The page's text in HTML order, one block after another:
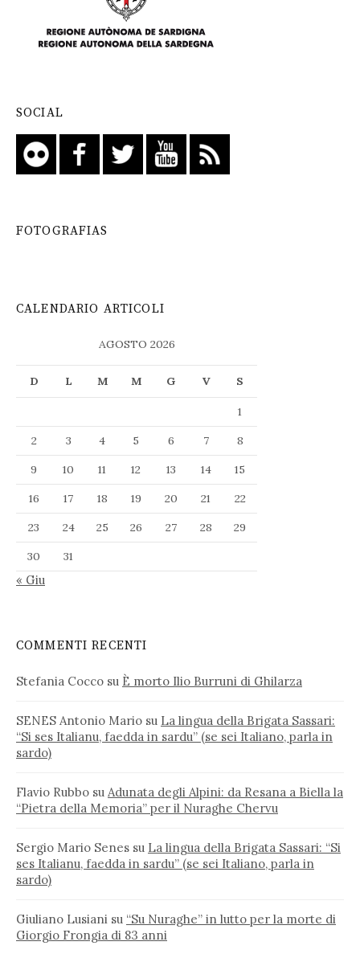
SOCIAL
FOTOGRAFIAS
CALENDARIO ARTICOLI
AGOSTO 2026
D L M M G V S
1
2
3 4 5 6 7
8
9
10 11 12 13 14
15
16
17 18 19 20 21
22
23
24 25 26 27 28
29
30
31
« Giu
COMMENTI RECENTI
Stefania Cocco su È morto Ilio Burruni di Ghilarza
SENES Antonio Mario su La lingua della Brigata Sassari:
“Si ses Italianu, faedda in sardu” (se sei Italiano, parla in
sardo)
Flavio Rubbo su Adunata degli Alpini: da Resana a Biella la
“Pietra della Memoria” per il Nuraghe Chervu
Sergio Mario Senes su La lingua della Brigata Sassari: “Si
ses Italianu, faedda in sardu” (se sei Italiano, parla in
sardo)
Giuliano Lusiani su “Su Nuraghe” in lutto per la morte di
Giorgio Frongia di 83 anni